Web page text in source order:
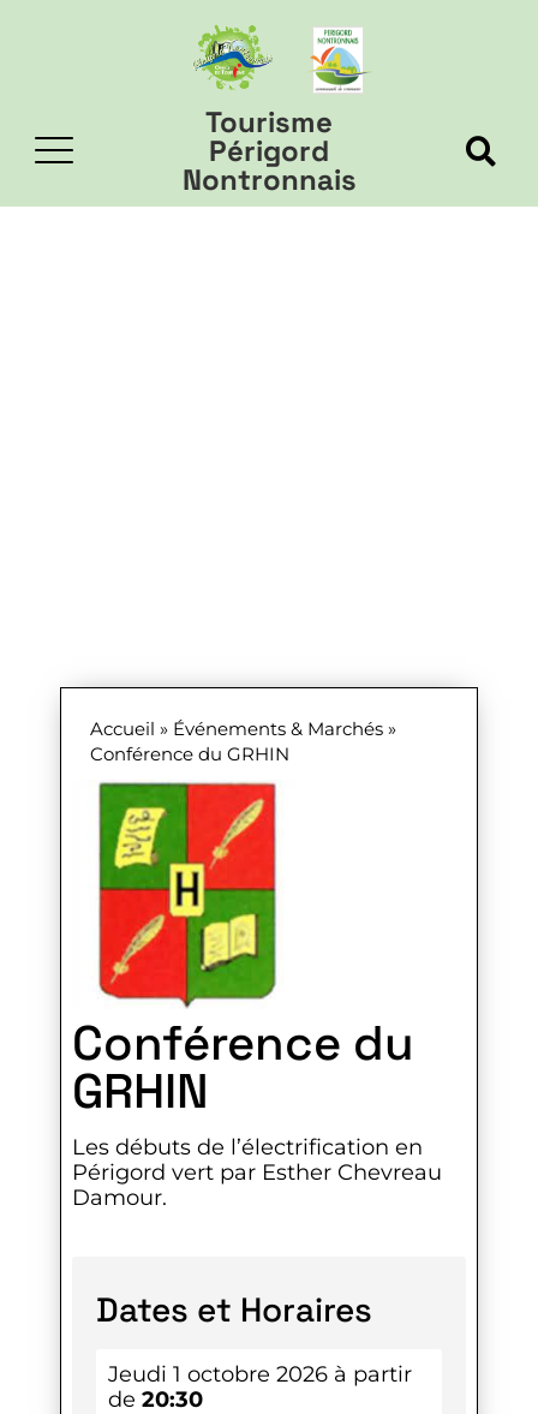
Tourisme
Périgord
Nontronnais
Accueil » Événements & Marchés»
Conférence du GRHIN
Conférence du
GRHIN
Les débuts de l’électrification en
Périgord vert par Esther Chevreau
Damour.
Dates et Horaires
Jeudi 1 octobre 2026 à partir
de 20:30